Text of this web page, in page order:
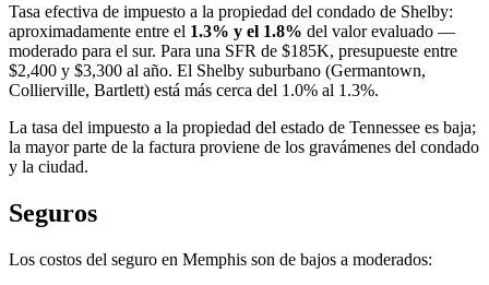
Tasa efectiva de impuesto a la propiedad del condado de Shelby:
aproximadamente entre el 1.3% y el 1.8% del valor evaluado —
moderado para el sur. Para una SFR de $185K, presupueste entre
$2,400 y $3,300 al año. El Shelby suburbano (Germantown,
Collierville, Bartlett) está más cerca del 1.0% al 1.3%.
La tasa del impuesto a la propiedad del estado de Tennessee es baja;
la mayor parte de la factura proviene de los gravámenes del condado
y la ciudad.
Seguros
Los costos del seguro en Memphis son de bajos a moderados: